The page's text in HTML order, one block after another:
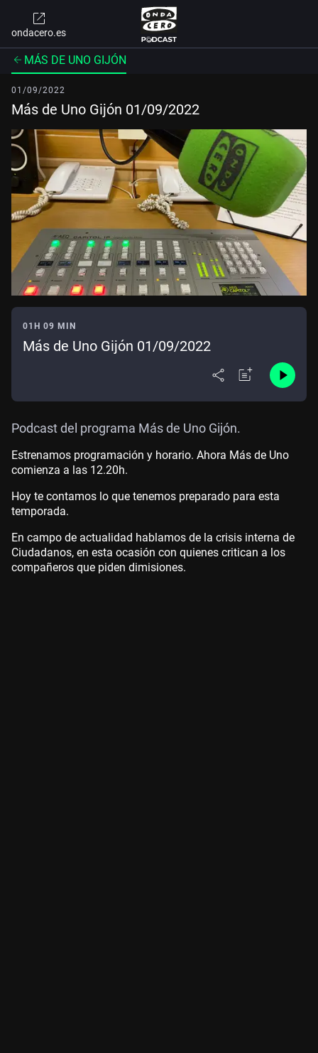
ondacero.es
MÁS DE UNO GIJÓN
01/09/2022
Más de Uno Gijón 01/09/2022
01H 09 MIN
Más de Uno Gijón 01/09/2022
Podcast del programa Más de Uno Gijón.
Estrenamos programación y horario. Ahora Más de Uno
comienza a las 12.20h.
Hoy te contamos lo que tenemos preparado para esta
temporada.
En campo de actualidad hablamos de la crisis interna de
Ciudadanos, en esta ocasión con quienes critican a los
compañeros que piden dimisiones.